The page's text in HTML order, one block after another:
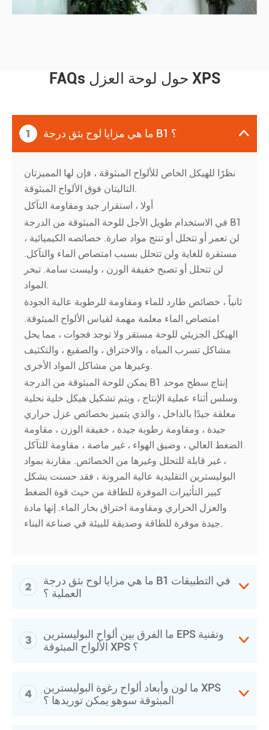
FAQs حول لوحة العزل XPS
1 ما هي مزايا لوح بثق درجة B1 ؟ 
نظرًا للهيكل الخاص للألواح المبثوقة ، فإن لها المميزتان
التاليتان فوق الألواح المبثوقة.
أولا ، استقرار جيد ومقاومة التآكل
في الاستخدام طويل الأجل للوحة المبثوقة من الدرجة B1
، لن تعمر أو تتحلل أو تنتج مواد ضارة. خصائصه الكيميائية
مستقرة للغاية ولن تتحلل بسبب امتصاص الماء والتآكل.
لن تتحلل أو تصبح خفيفة الوزن ، وليست سامة. تبخر
المواد.
ثانياً ، خصائص طارد للماء ومقاومة للرطوبة عالية الجودة
امتصاص الماء معلمة مهمة لقياس الألواح المبثوقة.
الهيكل الجزيئي للوحة مستقر ولا توجد فجوات ، مما يحل
مشاكل تسرب المياه ، والاختراق ، والصقيع ، والتكثيف
وغيرها من مشاكل المواد الأخرى.
يمكن للوحة المبثوقة من الدرجة B1 إنتاج سطح موحد
وسلس أثناء عملية الإنتاج ، ويتم تشكيل هيكل خلية نحلية
مغلقة جيدًا بالداخل ، والذي يتميز بخصائص عزل حراري
جيدة ، ومقاومة رطوبة جيدة ، خفيفة الوزن ، مقاومة
الضغط العالي ، وضيق الهواء ، غير ماصة ، مقاومة للتآكل
، غير قابلة للتحلل وغيرها من الخصائص. مقارنة بمواد
البوليسترين التقليدية عالية المرونة ، فقد حسنت بشكل
كبير التأثيرات الموفرة للطاقة من حيث قوة الضغط
والعزل الحراري ومقاومة اختراق بخار الماء. إنها مادة
جيدة موفرة للطاقة وصديقة للبيئة في صناعة البناء.
2
ما هي مزايا لوح بثق درجة B1 في التطبيقات
العملية ؟

3
ما الفرق بين ألواح البوليسترين EPS وتقنية
الألواح المبثوقة XPS ؟

4
ما لون وأبعاد ألواح رغوة البوليسترين XPS
المبثوقة سوهو يمكن توريدها ؟
